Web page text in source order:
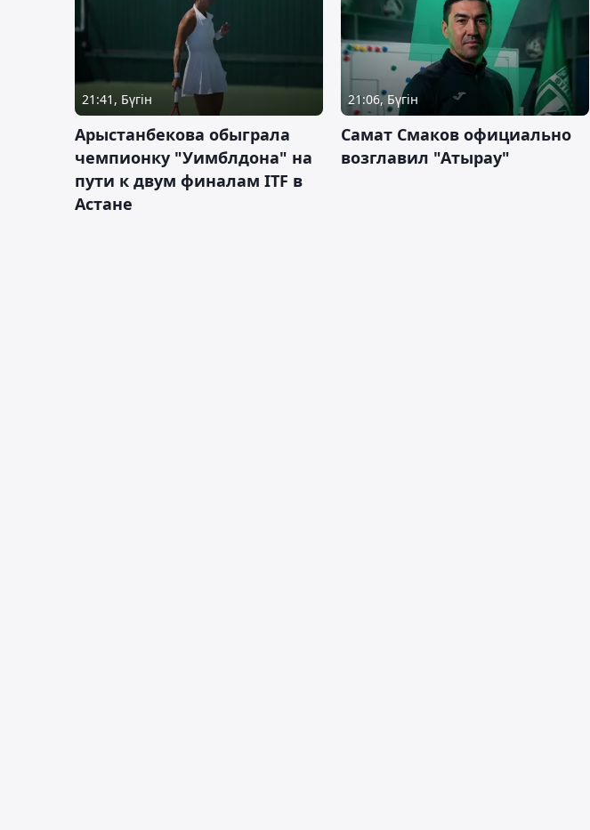
21:41, Бүгін
Арыстанбекова обыграла
чемпионку "Уимблдона" на
пути к двум финалам ITF в
Астане
21:06, Бүгін
Самат Смаков официально
возглавил "Атырау"